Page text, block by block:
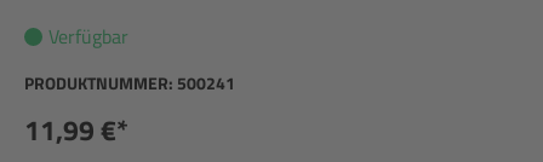
Verfügbar
PRODUKTNUMMER: 500241
11,99 €*